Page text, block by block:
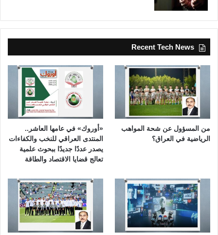
Recent Tech News
من المسؤول عن شحة المواهب
الرياضية في العراق؟
«أوروك» في عامها العاشر..
المنتدى العراقي للنخب والكفاءات
يصدر عددًا جديدًا ببحوث علمية
تعالج قضايا الاقتصاد والطاقة